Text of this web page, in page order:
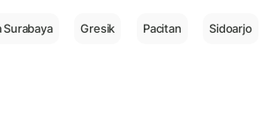
Surabaya Gresik Pacitan Sidoarjo